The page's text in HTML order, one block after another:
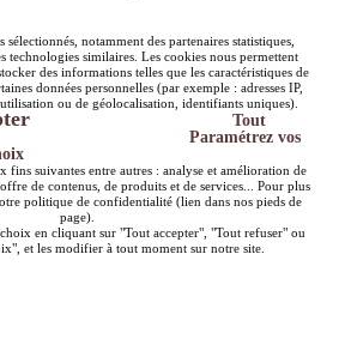
notamment des partenaires statistiques,
technologies similaires. Les cookies nous permettent
des informations telles que les caractéristiques de
données personnelles (par exemple : adresses IP,
ou de géolocalisation, identifiants uniques).
Tout
Paramétrez vos
fins suivantes entre autres : analyse et amélioration de
de contenus, de produits et de services... Pour plus
politique de confidentialité (lien dans nos pieds de
page).
en cliquant sur "Tout accepter", "Tout refuser" ou
et les modifier à tout moment sur notre site.